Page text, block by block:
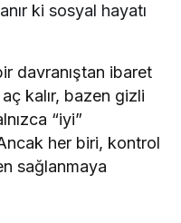
ki sosyal hayatı
davranıştan ibaret
kalır, bazen gizli
“iyi”
her biri, kontrol
sağlanmaya